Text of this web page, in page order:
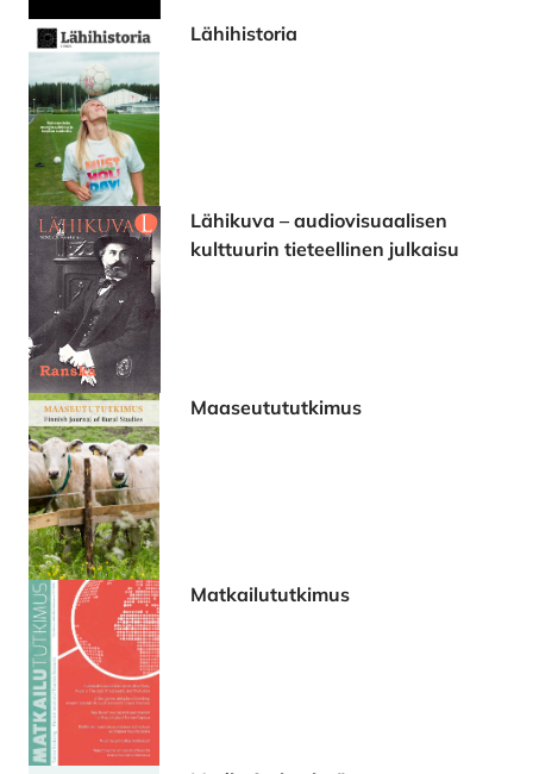
Lähihistoria
Lähikuva – audiovisuaalisen
kulttuurin tieteellinen julkaisu
Maaseutututkimus
Matkailututkimus